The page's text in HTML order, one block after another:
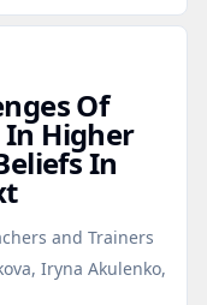
Of
Higher
In
and Trainers
Iryna Akulenko,